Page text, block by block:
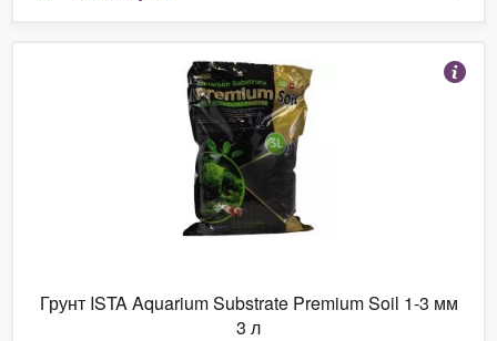
Грунт ISTA Aquarium Substrate Premium Soil 1-3 мм
3 л